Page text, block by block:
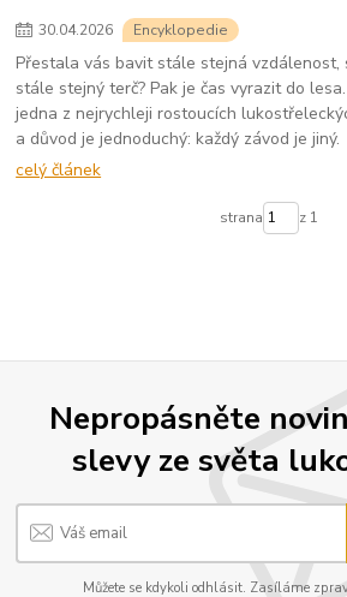
30.04.2026 Encyklopedie
Přestala vás bavit stále stejná
stále stejný terč? Pak je čas vyrazit do
jedna z nejrychleji rostoucích
a důvod je jednoduchý: každý závod je jiný.
celý článek
strana z 1
Nepropásněte
slevy ze světa
Můžete se kdykoli odhlásit. Zasíláme